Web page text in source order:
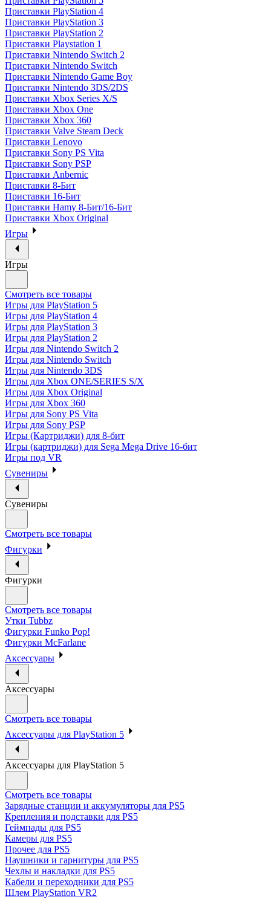
Приставки PlayStation 4
Приставки PlayStation 3
Приставки PlayStation 2
Приставки Playstation 1
Приставки Nintendo Switch 2
Приставки Nintendo Switch
Приставки Nintendo Game Boy
Приставки Nintendo 3DS/2DS
Приставки Xbox Series X/S
Приставки Xbox One
Приставки Xbox 360
Приставки Valve Steam Deck
Приставки Lenovo
Приставки Sony PS Vita
Приставки Sony PSP
Приставки Anbernic
Приставки 8-Бит
Приставки 16-Бит
Приставки Hamy 8-Бит/16-Бит
Приставки Xbox Original
Игры
Игры
Смотреть все товары
Игры для PlayStation 5
Игры для PlayStation 4
Игры для PlayStation 3
Игры для PlayStation 2
Игры для Nintendo Switch 2
Игры для Nintendo Switch
Игры для Nintendo 3DS
Игры для Xbox ONE/SERIES S/X
Игры для Xbox Original
Игры для Xbox 360
Игры для Sony PS Vita
Игры для Sony PSP
Игры (Картриджи) для 8-бит
Игры (картриджи) для Sega Mega Drive 16-бит
Игры под VR
Сувениры
Сувениры
Смотреть все товары
Фигурки
Фигурки
Смотреть все товары
Утки Tubbz
Фигурки Funko Pop!
Фигурки McFarlane
Аксессуары
Аксессуары
Смотреть все товары
Аксессуары для PlayStation 5
Аксессуары для PlayStation 5
Смотреть все товары
Зарядные станции и аккумуляторы для PS5
Крепления и подставки для PS5
Геймпады для PS5
Камеры для PS5
Прочее для PS5
Наушники и гарнитуры для PS5
Чехлы и накладки для PS5
Кабели и переходники для PS5
Шлем PlayStation VR2